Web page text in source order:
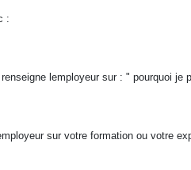
:
lemployeur sur : " pourquoi je
sur votre formation ou votre